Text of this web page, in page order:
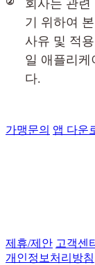
회사는 관
기 위하여
사유 및 적
일 애플리케
다.
가맹문의 앱 다운
제휴/제안 고객센
개인정보처리방침